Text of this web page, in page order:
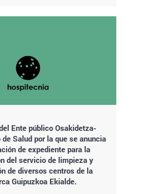
Ente público Osakidetza-
Salud por la que se anuncia
de expediente para la
del servicio de limpieza y
de diversos centros de la
Guipuzkoa Ekialde.